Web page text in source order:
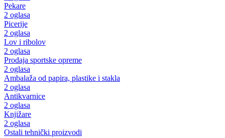
Pekare
2 oglasa
Picerije
2 oglasa
Lov i ribolov
2 oglasa
Prodaja sportske opreme
2 oglasa
Ambalaža od papira, plastike i stakla
2 oglasa
Antikvarnice
2 oglasa
Knjižare
2 oglasa
Ostali tehnički proizvodi